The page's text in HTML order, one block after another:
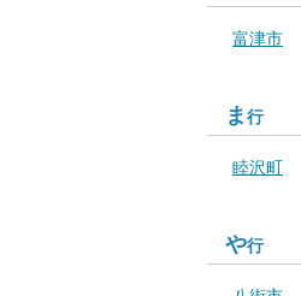
富津市
ま行
睦沢町
や行